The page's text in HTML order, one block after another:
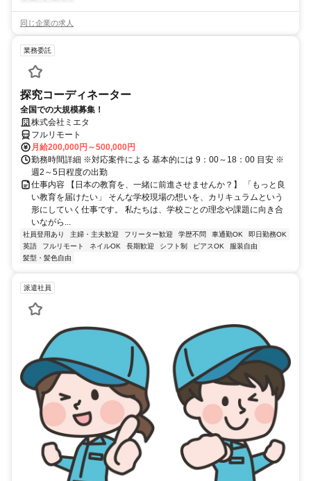
同じ企業の求人
業務委託
探究コーディネーター
全国での大規模募集！
株式会社ミエタ
フルリモート
月給200,000円～500,000円
勤務時間詳細 ※対応案件による 基本的には 9：00～18：00 目安 ※
週2～5日程度の出勤
仕事内容 【日本の教育を、一緒に前進させませんか？】 「もっと良
い教育を届けたい」 そんな学校現場の想いを、カリキュラムという
形にしていく仕事です。 私たちは、学校ごとの理念や課題に向き合
いながら...
社員登用あり 主婦・主夫歓迎 フリーター歓迎 学歴不問 車通勤OK
即日勤務OK
英語
フルリモート ネイルOK 長期歓迎 シフト制 ピアスOK
服装自由
髪型・髪色自由
派遣社員